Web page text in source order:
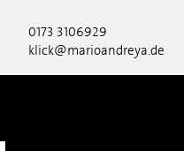
0173 3106929
klick@marioandreya.de